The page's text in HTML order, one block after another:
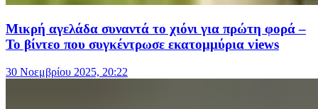
Μικρή αγελάδα συναντά το χιόνι για πρώτη φορά –
Το βίντεο που συγκέντρωσε εκατομμύρια views
30 Νοεμβρίου 2025, 20:22